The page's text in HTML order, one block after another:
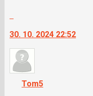
názor
další
nový
názor.
navigaci
lze
30. 10. 2024 22:52
Tom5